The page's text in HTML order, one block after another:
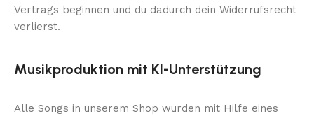
Vertrags beginnen und du dadurch dein Widerrufsrecht
verlierst.
Musikproduktion mit KI-Unterstützung
Alle Songs in unserem Shop wurden mit Hilfe eines